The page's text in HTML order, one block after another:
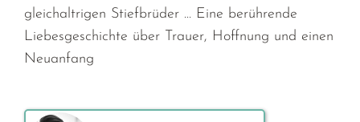
gleichaltrigen Stiefbrüder … Eine berührende
Liebesgeschichte über Trauer, Hoffnung und einen
Neuanfang